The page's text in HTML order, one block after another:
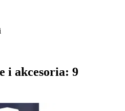
i akcesoria: 9